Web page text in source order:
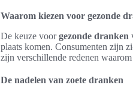
Waarom kiezen voor gezonde
De keuze voorgezonde dranken
plaats komen. Consumenten zijn
zijn verschillende redenen
De nadelen van zoete dranken